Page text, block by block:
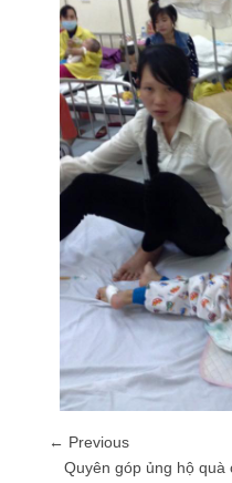
← Previous
Quyên góp ủng hộ quà